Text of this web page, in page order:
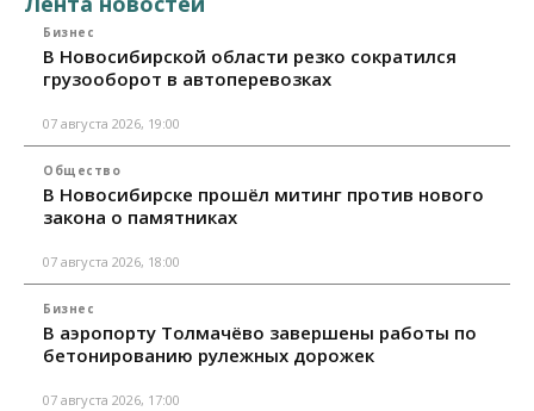
Бизнес
В Новосибирской области резко сократился
грузооборот в автоперевозках
07 августа 2026, 19:00
Общество
В Новосибирске прошёл митинг против нового
закона о памятниках
07 августа 2026, 18:00
Бизнес
В аэропорту Толмачёво завершены работы по
бетонированию рулежных дорожек
07 августа 2026, 17:00